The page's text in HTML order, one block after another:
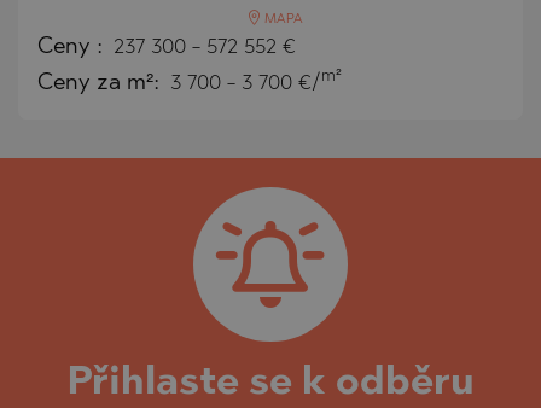
MAPA
Ceny : 237 300 - 572 552 €
Ceny za m²: 3 700 - 3 700 €/ m²
Přihlaste se k odběru